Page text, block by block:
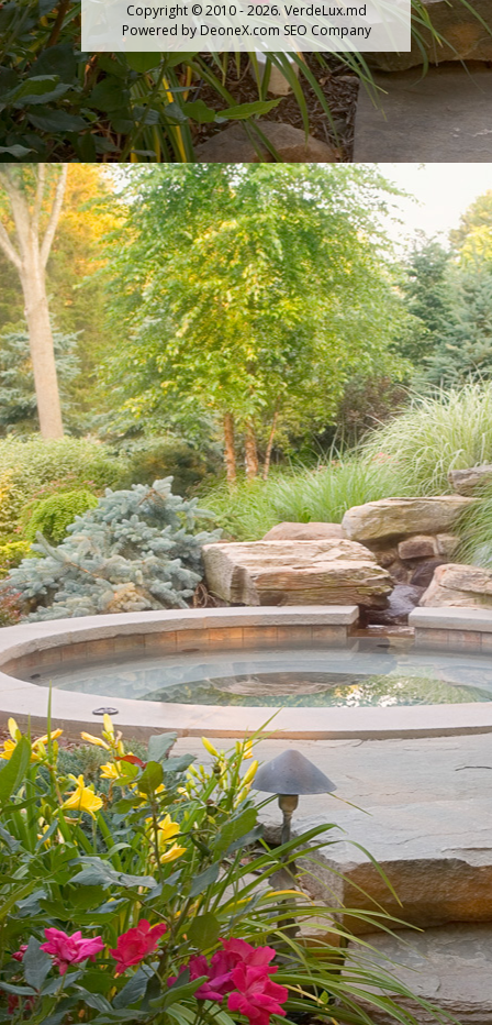
Copyright © 2010 - 2026. VerdeLux.md
Powered byDeoneX.com SEO Company